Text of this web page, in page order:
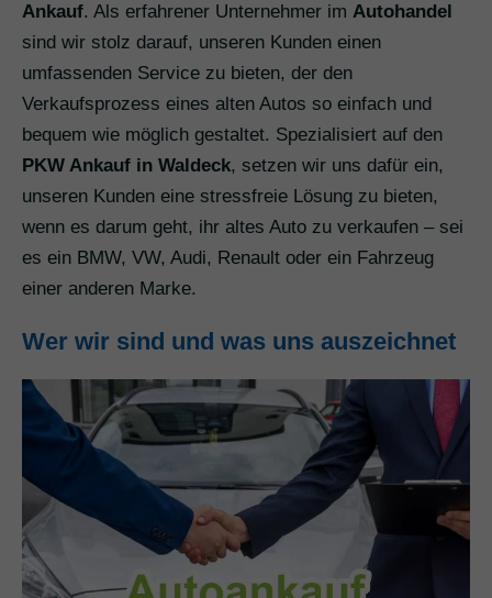
Ankauf. Als erfahrener Unternehmer im Autohandel
sind wir stolz darauf, unseren Kunden einen
umfassenden Service zu bieten, der den
Verkaufsprozess eines alten Autos so einfach und
bequem wie möglich gestaltet. Spezialisiert auf den
PKW Ankauf in Waldeck, setzen wir uns dafür ein,
unseren Kunden eine stressfreie Lösung zu bieten,
wenn es darum geht, ihr altes Auto zu verkaufen – sei
es ein BMW, VW, Audi, Renault oder ein Fahrzeug
einer anderen Marke.
Wer wir sind und was uns auszeichnet